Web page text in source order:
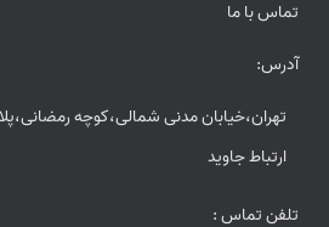
تماس با ما
آدرس:
ارتباط جاوید
تلفن تماس :